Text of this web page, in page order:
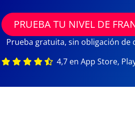
PRUEBA TU NIVEL DE
Prueba gratuita, sin obligación de
4,7 en App Store,